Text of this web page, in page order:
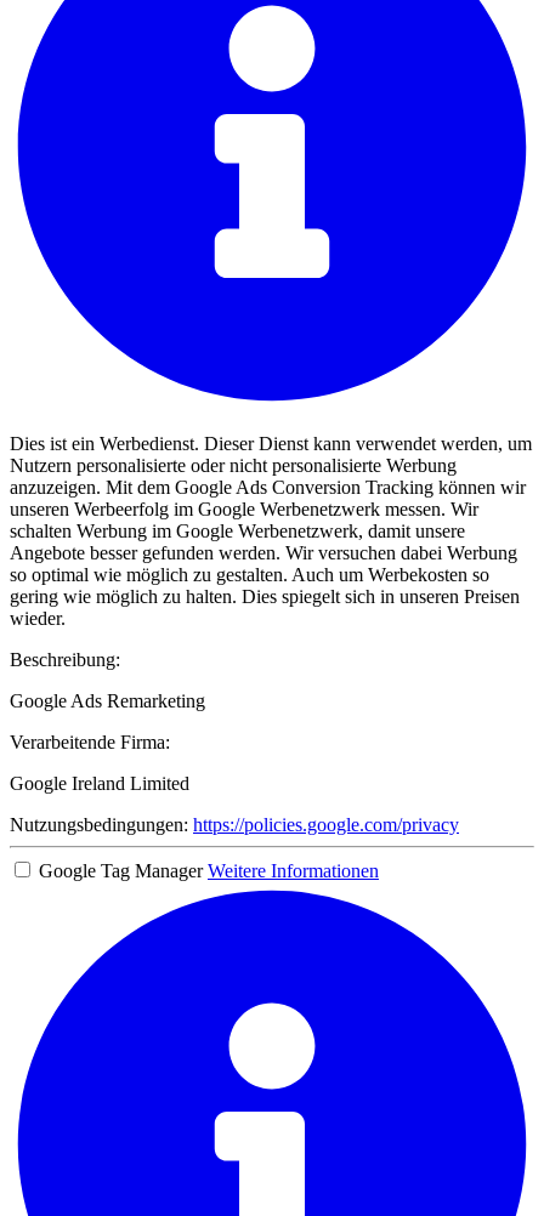
Dies ist ein Werbedienst. Dieser Dienst kann verwendet werden, um
Nutzern personalisierte oder nicht personalisierte Werbung
anzuzeigen. Mit dem Google Ads Conversion Tracking können wir
unseren Werbeerfolg im Google Werbenetzwerk messen. Wir
schalten Werbung im Google Werbenetzwerk, damit unsere
Angebote besser gefunden werden. Wir versuchen dabei Werbung
so optimal wie möglich zu gestalten. Auch um Werbekosten so
gering wie möglich zu halten. Dies spiegelt sich in unseren Preisen
wieder.
Beschreibung:
Google Ads Remarketing
Verarbeitende Firma:
Google Ireland Limited
Nutzungsbedingungen: https://policies.google.com/privacy
Google Tag Manager Weitere Informationen